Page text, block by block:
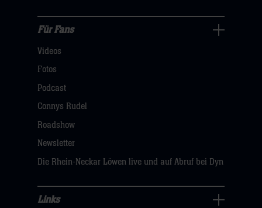
hier
Fans
Navigation
öffnen,
dann
hier
Für Fans
Videos
Fotos
Podcast
Connys Rudel
Roadshow
Newsletter
Die Rhein-Neckar Löwen live und auf Abruf bei Dyn
Links